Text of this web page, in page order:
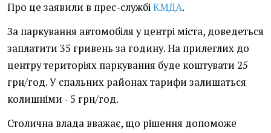
Про це заявили в прес-службіКМДА.
За паркування автомобіля у центрі міста, доведеться
заплатити 35 гривень за годину. На прилеглих до
центру територіях паркування буде коштувати 25
грн/год. У спальних районах тарифи залишаться
колишніми - 5 грн/год.
Столична влада вважає, що рішення допоможе